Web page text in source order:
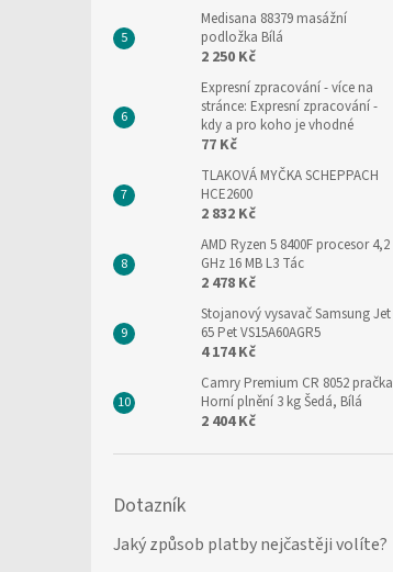
Medisana 88379 masážní
podložka Bílá
2 250 Kč
Expresní zpracování- více na
stránce: Expresní zpracování -
kdy a pro koho je vhodné
77 Kč
TLAKOVÁ MYČKA SCHEPPACH
HCE2600
2 832 Kč
AMD Ryzen 5 8400F procesor 4,2
GHz 16 MB L3 Tác
2 478 Kč
Stojanový vysavač Samsung Jet
65 Pet VS15A60AGR5
4 174 Kč
Camry Premium CR 8052 pračka
Horní plnění 3 kg Šedá, Bílá
2 404 Kč
Dotazník
Jaký způsob platby nejčastěji volíte?